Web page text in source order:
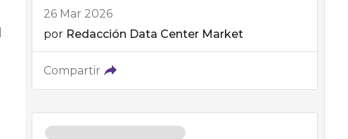
26 Mar 2026
por Redacción Data Center Market
Compartir